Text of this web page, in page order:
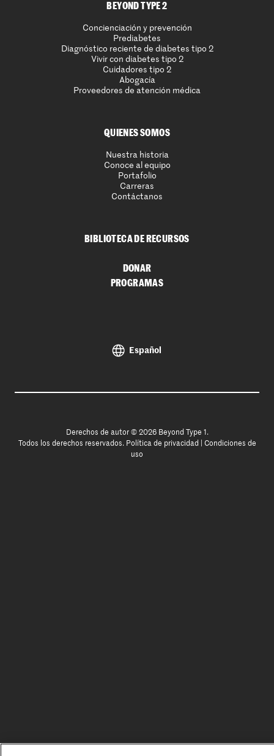
BEYOND TYPE 2
Concienciación y prevención
Prediabetes
Diagnóstico reciente de diabetes tipo 2
Vivir con diabetes tipo 2
Cuidadores tipo 2
Abogacía
Proveedores de atención médica
QUIENES SOMOS
Nuestra historia
Conoce al equipo
Portafolio
Carreras
Contáctanos
BIBLIOTECA DE RECURSOS
DONAR
PROGRAMAS
Español
Derechos de autor © 2026 Beyond Type 1.
Todos los derechos reservados. Política de privacidad
Condiciones de
uso